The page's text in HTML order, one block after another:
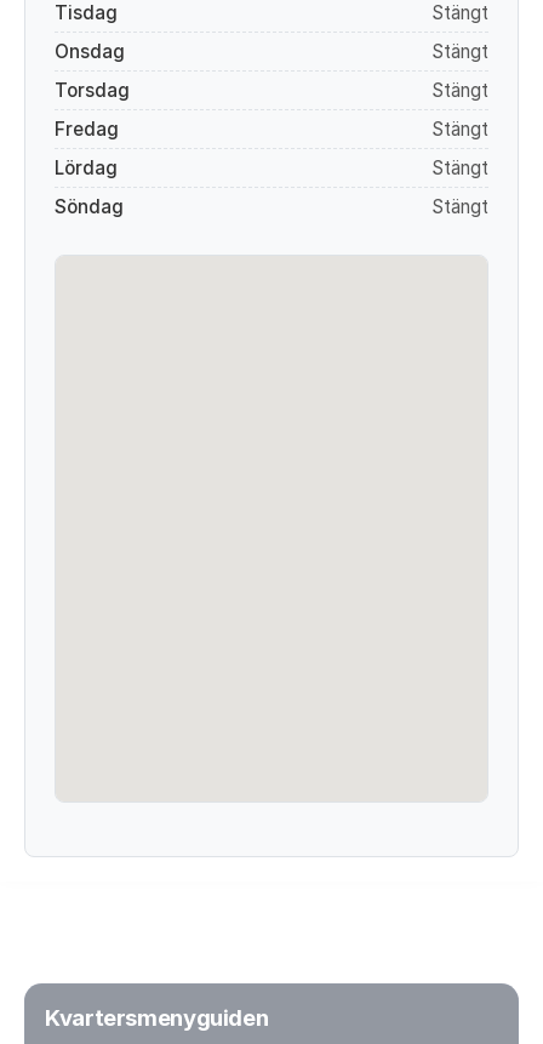
Tisdag
Stängt
Onsdag
Stängt
Torsdag
Stängt
Fredag
Stängt
Lördag
Stängt
Söndag
Stängt
Kvartersmenyguiden